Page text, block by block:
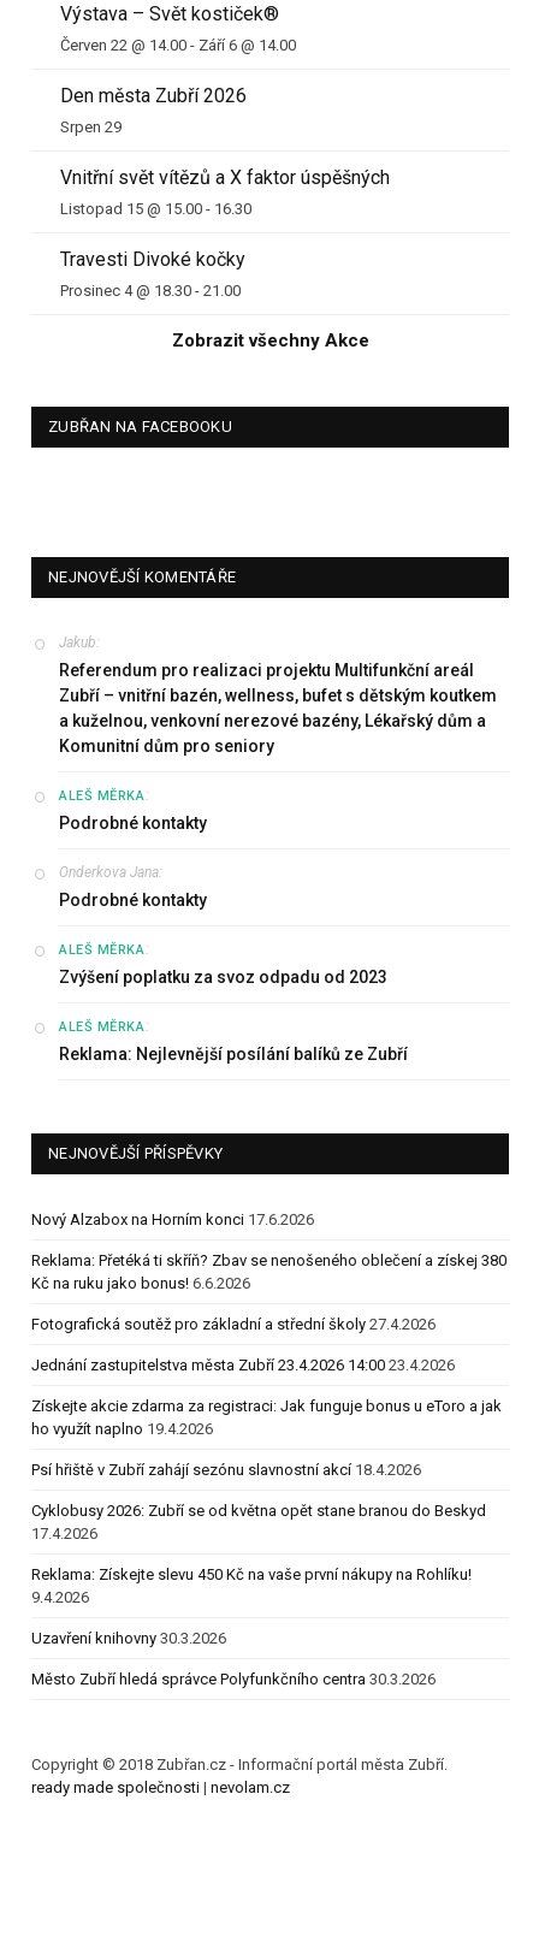
Výstava – Svět kostiček®
Červen 22 @ 14.00 - Září 6 @ 14.00
Den města Zubří 2026
Srpen 29
Vnitřní svět vítězů a X faktor úspěšných
Listopad 15 @ 15.00 - 16.30
Travesti Divoké kočky
Prosinec 4 @ 18.30 - 21.00
Zobrazit všechny Akce
ZUBŘAN NA FACEBOOKU
NEJNOVĚJŠÍ KOMENTÁŘE
Jakub:
Referendum pro realizaci projektu Multifunkční areál
Zubří – vnitřní bazén, wellness, bufet s dětským koutkem
a kuželnou, venkovní nerezové bazény, Lékařský dům a
Komunitní dům pro seniory
ALEŠ MĚRKA:
Podrobné kontakty
Onderkova Jana:
Podrobné kontakty
ALEŠ MĚRKA:
Zvýšení poplatku za svoz odpadu od 2023
ALEŠ MĚRKA:
Reklama: Nejlevnější posílání balíků ze Zubří
NEJNOVĚJŠÍ PŘÍSPĚVKY
Nový Alzabox na Horním konci 17.6.2026
Reklama: Přetéká ti skříň? Zbav se nenošeného oblečení a získej 380
Kč na ruku jako bonus! 6.6.2026
Fotografická soutěž pro základní a střední školy 27.4.2026
Jednání zastupitelstva města Zubří 23.4.2026 14:00 23.4.2026
Získejte akcie zdarma za registraci: Jak funguje bonus u eToro a jak
ho využít naplno 19.4.2026
Psí hřiště v Zubří zahájí sezónu slavnostní akcí 18.4.2026
Cyklobusy 2026: Zubří se od května opět stane branou do Beskyd
17.4.2026
Reklama: Získejte slevu 450 Kč na vaše první nákupy na Rohlíku!
9.4.2026
Uzavření knihovny 30.3.2026
Město Zubří hledá správce Polyfunkčního centra 30.3.2026
Copyright © 2018 Zubřan.cz - Informační portál města Zubří.
ready made společnosti | nevolam.cz